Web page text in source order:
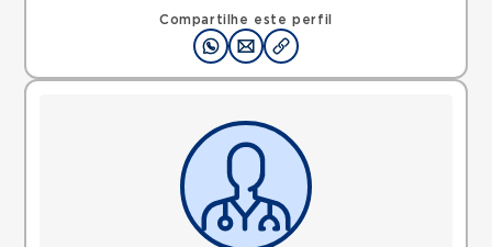
Compartilhe este perfil